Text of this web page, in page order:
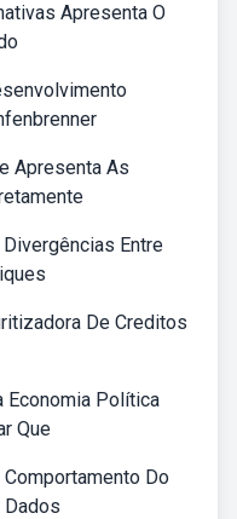
Apresenta O
Apresenta As
Entre
De Creditos
Economia Política
Que
Do
Dados